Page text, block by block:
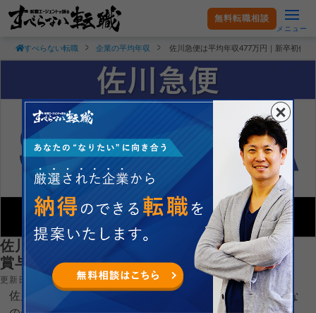
無料転職相談
メニュー
すべらない転職 企業の平均年収 佐川急便は平均年収477万円｜新卒初任
佐川急便は平均年収477万円｜新卒初任給・
賞与ボーナスや残業時間も紹介！
更新日：2026.05.01
佐川急便株式会社の平均年収や新卒初任給がどれくらいな